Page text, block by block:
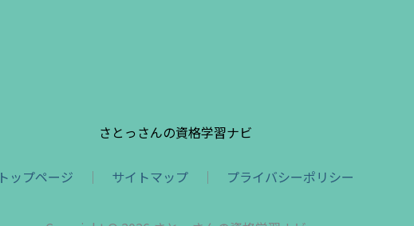
さとっさんの資格学習ナビ
トップページ ｜ サイトマップ ｜ プライバシーポリシー